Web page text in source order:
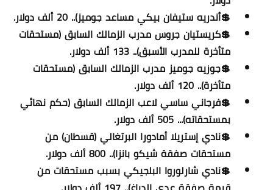
💲أندريه ستيفان بيكي مساعد جوميز).. 20 ألف دولار.
💲كريستيان جروس مدرب الزمالك السابق (مستحقات
متأخرة للمدرب الأسبق).. 133 ألف دولار.
💲جوزيه جوميز مدرب الزمالك السابق (مستحقات
متأخرة).. 120 ألف دولار.
💲فرجاني ساسي لاعب الزمالك السابق (حكم نهائي
بمستحقاته)... 505 ألف دولار.
💲نادي إستريلا أمادورا البرتغالي (قسطان) من
مستحقات صفقة شيكو بانزا).. 800 ألف دولار.
💲نادي شارلوروا البلجيكي بسبب مستحقات من